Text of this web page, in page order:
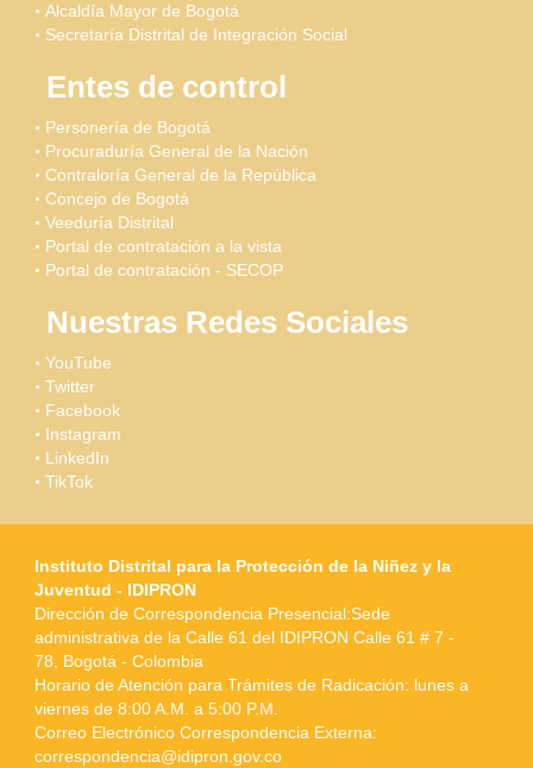
Alcaldía Mayor de Bogotá
Secretaría Distrital de Integración Social
Entes de control
Personería de Bogotá
Procuraduría General de la Nación
Contraloría General de la República
Concejo de Bogotá
Veeduría Distrital
Portal de contratación a la vista
Portal de contratación - SECOP
Nuestras Redes Sociales
YouTube
Twitter
Facebook
Instagram
LinkedIn
TikTok
Instituto Distrital para la Protección de la Niñez y la
Juventud - IDIPRON
Dirección de Correspondencia Presencial:Sede
administrativa de la Calle 61 del IDIPRON Calle 61 # 7 -
78, Bogotá - Colombia
Horario de Atención para Trámites de Radicación: lunes a
viernes de 8:00 A.M. a 5:00 P.M.
Correo Electrónico Correspondencia Externa:
correspondencia@idipron.gov.co